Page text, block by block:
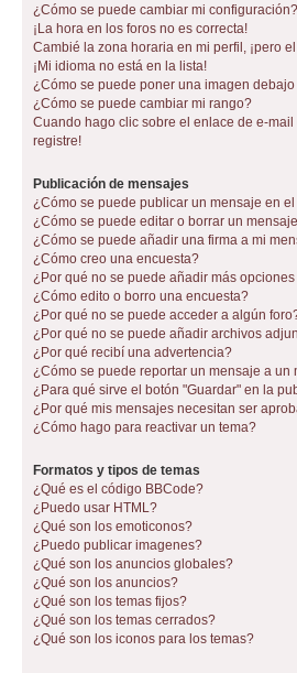
¿Cómo se puede cambiar mi configuración?
¡La hora en los foros no es correcta!
Cambié la zona horaria en mi perfil, ¡pero
¡Mi idioma no está en la lista!
¿Cómo se puede poner una imagen
¿Cómo se puede cambiar mi rango?
Cuando hago clic sobre el enlace de e-
registre!
Publicación de mensajes
¿Cómo se puede publicar un mensaje en
¿Cómo se puede editar o borrar un
¿Cómo se puede añadir una firma a mi
¿Cómo creo una encuesta?
¿Por qué no se puede añadir más
¿Cómo edito o borro una encuesta?
¿Por qué no se puede acceder a algún
¿Por qué no se puede añadir archivos
¿Por qué recibí una advertencia?
¿Cómo se puede reportar un mensaje a un
¿Para qué sirve el botón "Guardar" en la
¿Por qué mis mensajes necesitan ser
¿Cómo hago para reactivar un tema?
Formatos y tipos de temas
¿Qué es el código BBCode?
¿Puedo usar HTML?
¿Qué son los emoticonos?
¿Puedo publicar imagenes?
¿Qué son los anuncios globales?
¿Qué son los anuncios?
¿Qué son los temas fijos?
¿Qué son los temas cerrados?
¿Qué son los iconos para los temas?